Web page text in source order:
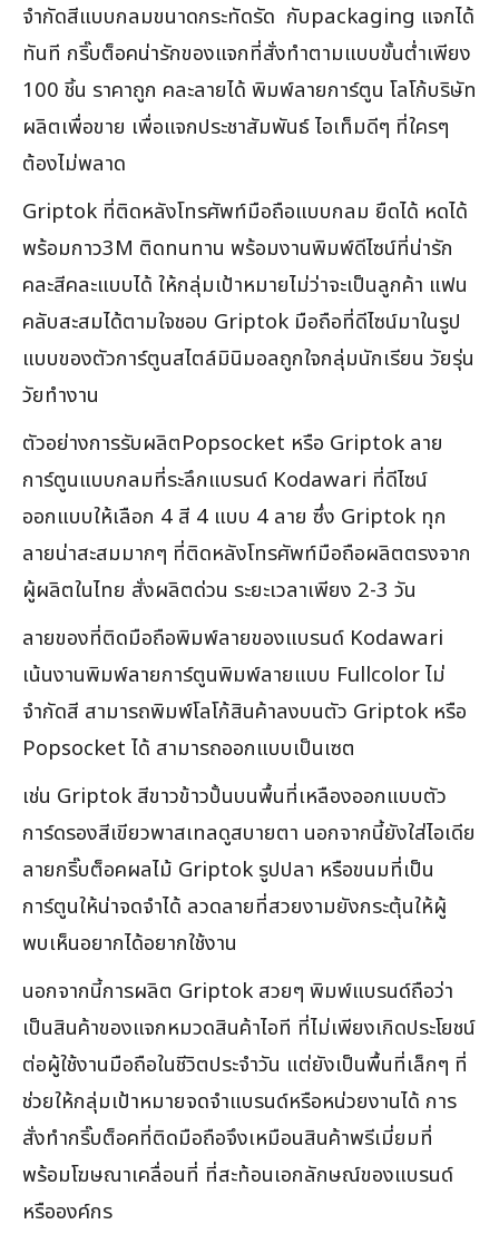
จำกัดสีแบบกลมขนาดกระทัดรัด กับpackaging แจกได้
ทันที กริ๊บต็อคน่ารักของแจกที่สั่งทำตามแบบขั้นต่ำเพียง
100 ชิ้น ราคาถูก คละลายได้ พิมพ์ลายการ์ตูน โลโก้บริษัท
ผลิตเพื่อขาย เพื่อแจกประชาสัมพันธ์ ไอเท็มดีๆ ที่ใครๆ
ต้องไม่พลาด
Griptok ที่ติดหลังโทรศัพท์มือถือแบบกลม ยืดได้ หดได้
พร้อมกาว3M ติดทนทาน พร้อมงานพิมพ์ดีไซน์ที่น่ารัก
คละสีคละแบบได้ ให้กลุ่มเป้าหมายไม่ว่าจะเป็นลูกค้า แฟน
คลับสะสมได้ตามใจชอบ Griptok มือถือที่ดีไซน์มาในรูป
แบบของตัวการ์ตูนสไตล์มินิมอลถูกใจกลุ่มนักเรียน วัยรุ่น
วัยทำงาน
ตัวอย่างการรับผลิตPopsocket หรือ Griptok ลาย
การ์ตูนแบบกลมที่ระลึกแบรนด์ Kodawari ที่ดีไซน์
ออกแบบให้เลือก 4 สี 4 แบบ 4 ลาย ซึ่ง Griptok ทุก
ลายน่าสะสมมากๆ ที่ติดหลังโทรศัพท์มือถือผลิตตรงจาก
ผู้ผลิตในไทย สั่งผลิตด่วน ระยะเวลาเพียง 2-3 วัน
ลายของที่ติดมือถือพิมพ์ลายของแบรนด์ Kodawari
เน้นงานพิมพ์ลายการ์ตูนพิมพ์ลายแบบ Fullcolor ไม่
จำกัดสี สามารถพิมพ์โลโก้สินค้าลงบนตัว Griptok หรือ
Popsocket ได้ สามารถออกแบบเป็นเซต
เช่น Griptok สีขาวข้าวปั้นบนพื้นที่เหลืองออกแบบตัว
การ์ดรองสีเขียวพาสเทลดูสบายตา นอกจากนี้ยังใส่ไอเดีย
ลายกริ๊บต็อคผลไม้ Griptok รูปปลา หรือขนมที่เป็น
การ์ตูนให้น่าจดจำได้ ลวดลายที่สวยงามยังกระตุ้นให้ผู้
พบเห็นอยากได้อยากใช้งาน
นอกจากนี้การผลิต Griptok สวยๆ พิมพ์แบรนด์ถือว่า
เป็นสินค้าของแจกหมวดสินค้าไอที ที่ไม่เพียงเกิดประโยชน์
ต่อผู้ใช้งานมือถือในชีวิตประจำวัน แต่ยังเป็นพื้นที่เล็กๆ ที่
ช่วยให้กลุ่มเป้าหมายจดจำแบรนด์หรือหน่วยงานได้ การ
สั่งทำกริ๊บต็อคที่ติดมือถือจึงเหมือนสินค้าพรีเมี่ยมที่
พร้อมโฆษณาเคลื่อนที่ ที่สะท้อนเอกลักษณ์ของแบรนด์
หรือองค์กร